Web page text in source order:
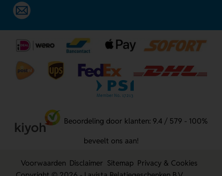
Beoordeling door klanten: 9.4 / 579 - 100%
beveelt ons aan!
Voorwaarden Disclaimer Sitemap Privacy & Cookies